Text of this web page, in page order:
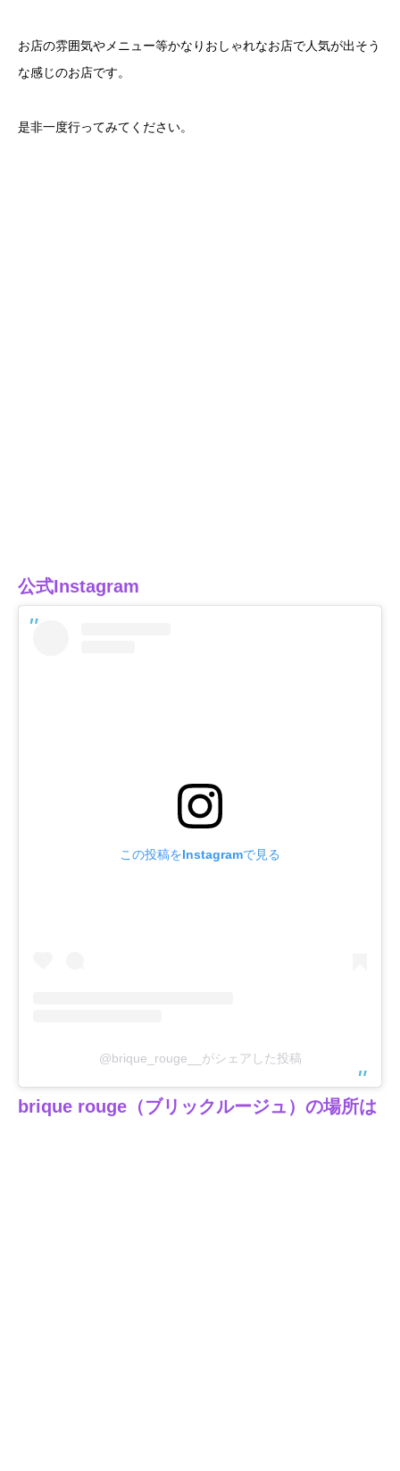
お店の雰囲気やメニュー等かなりおしゃれなお店で人気が出そう
な感じのお店です。
是非一度行ってみてください。
公式Instagram
この投稿をInstagramで見る
@brique_rouge__がシェアした投稿
brique rouge（ブリックルージュ）の場所は